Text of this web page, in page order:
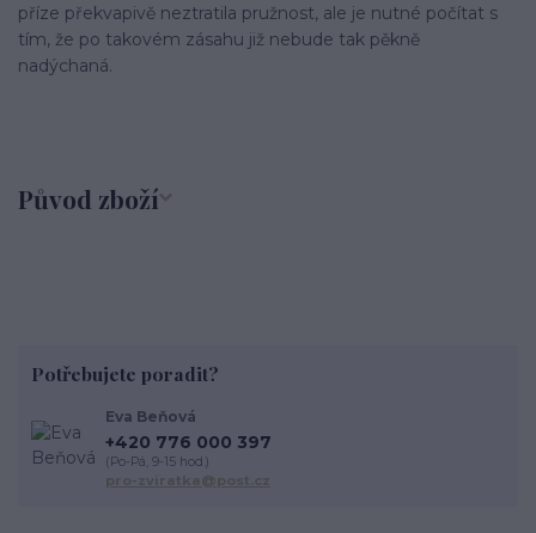
příze překvapivě neztratila pružnost, ale je nutné počítat s
tím, že po takovém zásahu již nebude tak pěkně
nadýchaná.
Původ zboží
Potřebujete poradit?
Eva Beňová
+420 776 000 397
(Po-Pá, 9-15 hod.)
pro-zviratka@post.cz